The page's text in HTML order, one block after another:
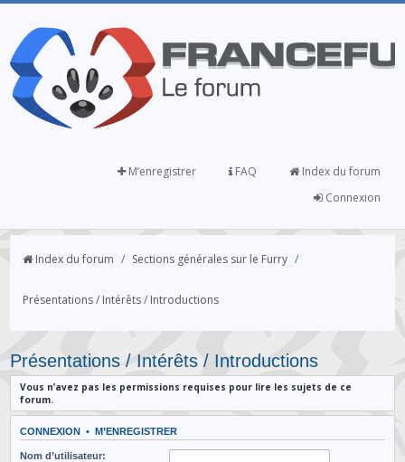
Index du forum
FAQ
M’enregistrer
Connexion
Index du forum / Sections générales sur le Furry /
Présentations / Intérêts / Introductions
Présentations / Intérêts / Introductions
Vous n’avez pas les permissions requises pour lire les sujets de ce
forum.
CONNEXION • M’ENREGISTRER
Nom d’utilisateur: